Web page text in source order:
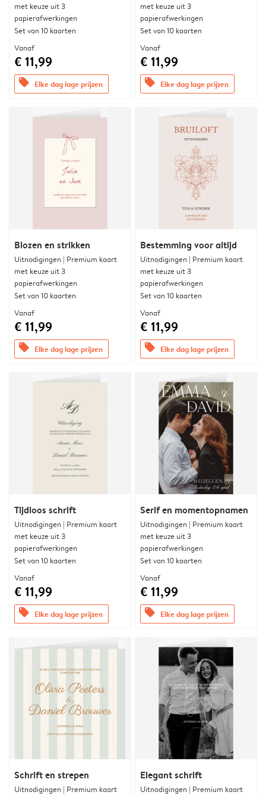
met keuze uit 3
papierafwerkingen
Set van 10 kaarten
Vanaf
€ 11,99
offers Elke dag lage prijzen
met keuze uit 3
papierafwerkingen
Set van 10 kaarten
Vanaf
€ 11,99
offers Elke dag lage prijzen
Blozen en strikken
Uitnodigingen | Premium kaart
met keuze uit 3
papierafwerkingen
Set van 10 kaarten
Vanaf
€ 11,99
offers Elke dag lage prijzen
Bestemming voor altijd
Uitnodigingen | Premium kaart
met keuze uit 3
papierafwerkingen
Set van 10 kaarten
Vanaf
€ 11,99
offers Elke dag lage prijzen
Tijdloos schrift
Uitnodigingen | Premium kaart
met keuze uit 3
papierafwerkingen
Set van 10 kaarten
Vanaf
€ 11,99
offers Elke dag lage prijzen
Serif en momentopnamen
Uitnodigingen | Premium kaart
met keuze uit 3
papierafwerkingen
Set van 10 kaarten
Vanaf
€ 11,99
offers Elke dag lage prijzen
Schrift en strepen
Uitnodigingen | Premium kaart
Elegant schrift
Uitnodigingen | Premium kaart